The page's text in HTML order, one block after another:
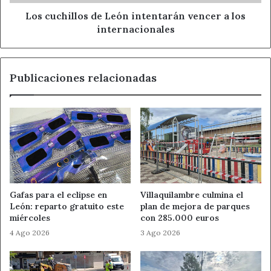
Los cuchillos de León intentarán vencer a los
internacionales
Publicaciones relacionadas
Gafas para el eclipse en
León: reparto gratuito este
miércoles
4 Ago 2026
Villaquilambre culmina el
plan de mejora de parques
con 285.000 euros
3 Ago 2026